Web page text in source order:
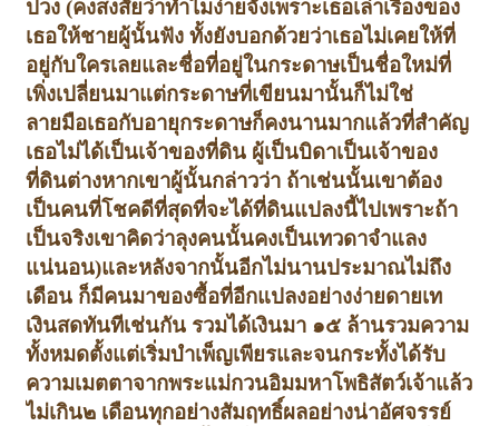
ปวง (คงสงสัยว่าทำไมง่ายจังเพราะเธอเล่าเรื่องของ
เธอให้ชายผู้นั้นฟัง ทั้งยังบอกด้วยว่าเธอไม่เคยให้ที่
อยู่กับใครเลยและชื่อที่อยู่ในกระดาษเป็นชื่อใหม่ที่
เพิ่งเปลี่ยนมาแต่กระดาษที่เขียนมานั้นก็ไม่ใช่
ลายมือเธอกับอายุกระดาษก็คงนานมากแล้วที่สำคัญ
เธอไม่ได้เป็นเจ้าของที่ดิน ผู้เป็นบิดาเป็นเจ้าของ
ที่ดินต่างหากเขาผู้นั้นกล่าวว่า ถ้าเช่นนั้นเขาต้อง
เป็นคนที่โชคดีที่สุดที่จะได้ที่ดินแปลงนี้ไปเพราะถ้า
เป็นจริงเขาคิดว่าลุงคนนั้นคงเป็นเทวดาจำแลง
แน่นอน)และหลังจากนั้นอีกไม่นานประมาณไม่ถึง
เดือน ก็มีคนมาของซื้อที่อีกแปลงอย่างง่ายดายเท
เงินสดทันทีเช่นกัน รวมได้เงินมา ๑๕ ล้านรวมความ
ทั้งหมดตั้งแต่เริ่มบำเพ็ญเพียรและจนกระทั้งได้รับ
ความเมตตาจากพระแม่กวนอิมมหาโพธิสัตว์เจ้าแล้ว
ไม่เกิน๒ เดือนทุกอย่างสัมฤทธิ์ผลอย่างน่าอัศจรรย์